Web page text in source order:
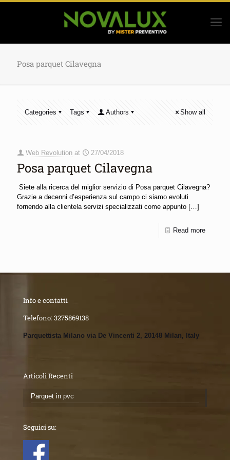
Posa parquet Cilavegna
Categories Tags Authors Show all
Web Revolution at 27/04/2018
Posa parquet Cilavegna
Siete alla ricerca del miglior servizio di Posa parquet Cilavegna?
Grazie a decenni d’esperienza sul campo ci siamo evoluti
fornendo alla clientela servizi specializzati come appunto […]
Read more
Info e contatti
Telefono:3275869138
Parquettista Milano via De Vincenti 2, 20148 Milan, Italy
Articoli Recenti
Parquet in pvc
Seguici su: